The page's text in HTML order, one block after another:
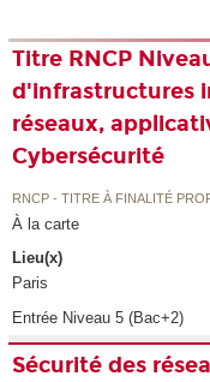
Titre RNCP
d'infrastructures
réseaux,
Cybersécurité
RNCP - TITRE À FINALITÉ
À la carte
Lieu(x)
Paris
Entrée Niveau 5 (Bac+2)
Sécurité des